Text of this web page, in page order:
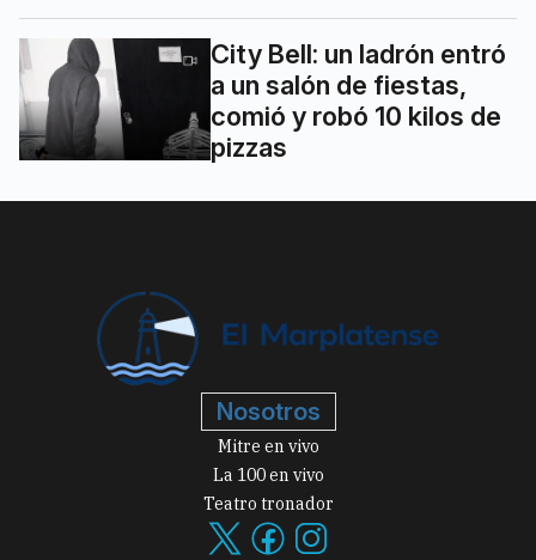
City Bell: un ladrón entró
a un salón de fiestas,
comió y robó 10 kilos de
pizzas
Nosotros
Mitre en vivo
La 100 en vivo
Teatro tronador